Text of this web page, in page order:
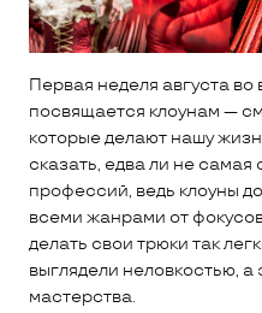
Первая неделя августа
посвящается клоунам —
которые делают нашу
сказать, едва ли не
профессий, ведь клоуны
всеми жанрами от
делать свои трюки так
выглядели неловкостью, а
мастерства.